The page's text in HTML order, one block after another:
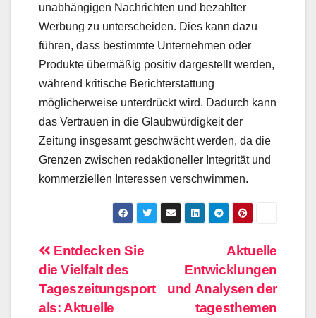
unabhängigen Nachrichten und bezahlter
Werbung zu unterscheiden. Dies kann dazu
führen, dass bestimmte Unternehmen oder
Produkte übermäßig positiv dargestellt werden,
während kritische Berichterstattung
möglicherweise unterdrückt wird. Dadurch kann
das Vertrauen in die Glaubwürdigkeit der
Zeitung insgesamt geschwächt werden, da die
Grenzen zwischen redaktioneller Integrität und
kommerziellen Interessen verschwimmen.
BeitragsnavigationAktuelle
Entwicklungen
und Analysen der
tagesthemen
Entdecken Sie
die Vielfalt des
Tageszeitungsport
als: Aktuelle